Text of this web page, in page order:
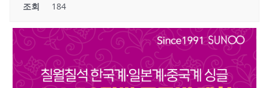
조회 184